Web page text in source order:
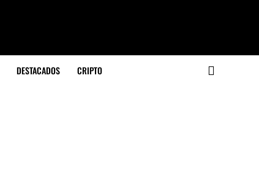
DESTACADOS CRIPTO